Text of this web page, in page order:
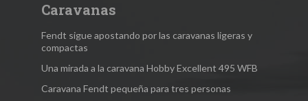
Caravanas
Fendt sigue apostando por las caravanas ligeras y
compactas
Una mirada a la caravana Hobby Excellent 495 WFB
Caravana Fendt pequeña para tres personas